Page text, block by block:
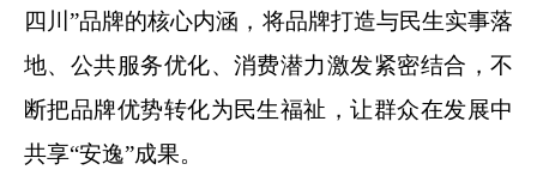
四川”品牌的核心内涵，将品牌打造与民生实事落
地、公共服务优化、消费潜力激发紧密结合，不
断把品牌优势转化为民生福祉，让群众在发展中
共享“安逸”成果。